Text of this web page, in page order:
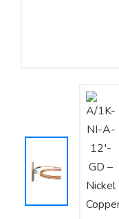
Thi công –